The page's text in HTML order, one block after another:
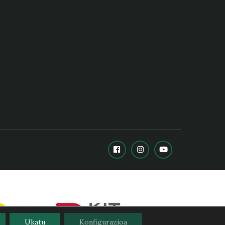
Ukatu Konfigurazioa